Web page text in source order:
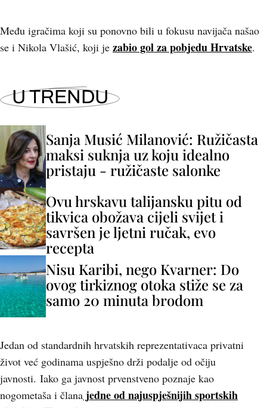
Među igračima koji su ponovno bili u fokusu navijača našao
se i Nikola Vlašić, koji je zabio gol za pobjedu Hrvatske.
U TRENDU
Sanja Musić Milanović: Ružičasta
maksi suknja uz koju idealno
pristaju - ružičaste salonke
Ovu hrskavu talijansku pitu od
tikvica obožava cijeli svijet i
savršen je ljetni ručak, evo
recepta
Nisu Karibi, nego Kvarner: Do
ovog tirkiznog otoka stiže se za
samo 20 minuta brodom
Jedan od standardnih hrvatskih reprezentativaca privatni
život već godinama uspješno drži podalje od očiju
javnosti. Iako ga javnost prvenstveno poznaje kao
nogometaša i člana jedne od najuspješnijih sportskih